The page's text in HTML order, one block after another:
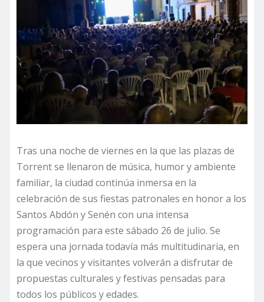
Tras una noche de viernes en la que las plazas de
Torrent se llenaron de música, humor y ambiente
familiar, la ciudad continúa inmersa en la
celebración de sus fiestas patronales en honor a los
Santos Abdón y Senén con una intensa
programación para este sábado 26 de julio. Se
espera una jornada todavía más multitudinaria, en
la que vecinos y visitantes volverán a disfrutar de
propuestas culturales y festivas pensadas para
todos los públicos y edades.